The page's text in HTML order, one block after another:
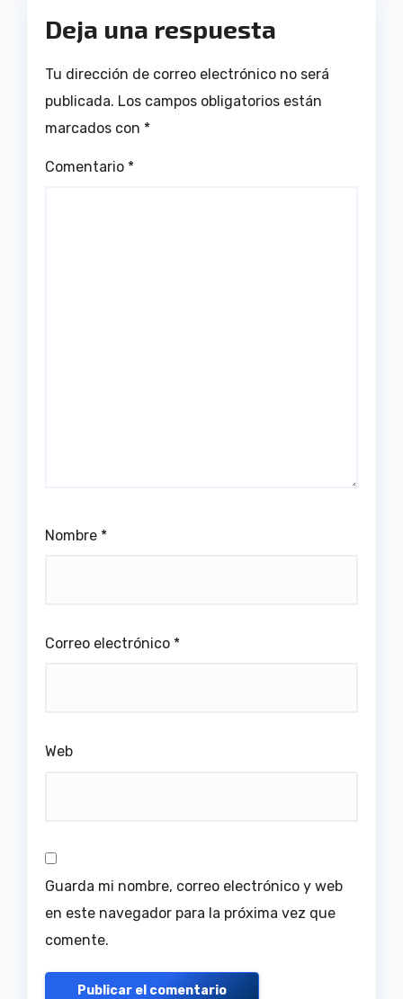
Deja una respuesta
Tu dirección de correo electrónico no será
publicada. Los campos obligatorios están
marcados con *
Comentario *
Nombre *
Correo electrónico *
Web
Guarda mi nombre, correo electrónico y web
en este navegador para la próxima vez que
comente.